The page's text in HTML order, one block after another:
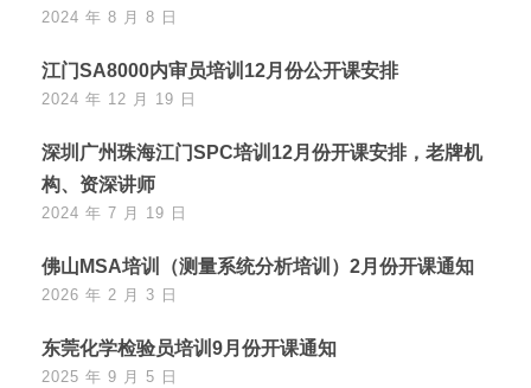
2024 年 8 月 8 日
江门SA8000内审员培训12月份公开课安排
2024 年 12 月 19 日
深圳广州珠海江门SPC培训12月份开课安排，老牌机
构、资深讲师
2024 年 7 月 19 日
佛山MSA培训（测量系统分析培训）2月份开课通知
2026 年 2 月 3 日
东莞化学检验员培训9月份开课通知
2025 年 9 月 5 日